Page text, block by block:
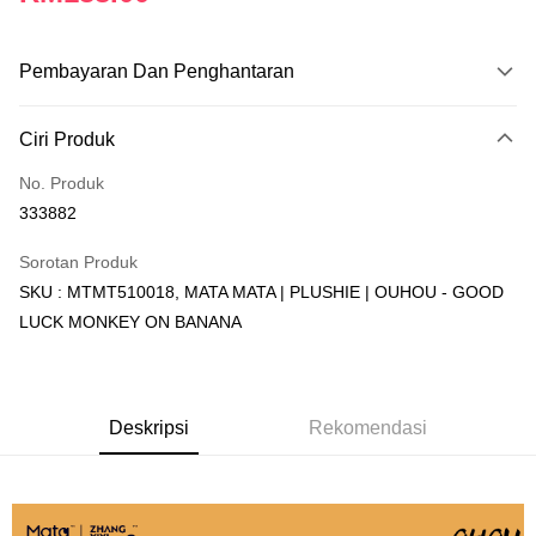
Pembayaran Dan Penghantaran
Kad Kredit
Perbankan atas talian
Deskripsi
Leong Bank, Bank Islam, AmBank, BSN Bank.
Touch 'n Go
Rumah penghantaran
Kedai pickup
Ciri Produk
No. Produk
333882
Sorotan Produk
SKU : MTMT510018, MATA MATA | PLUSHIE | OUHOU - GOOD
LUCK MONKEY ON BANANA
Deskripsi Rekomendasi